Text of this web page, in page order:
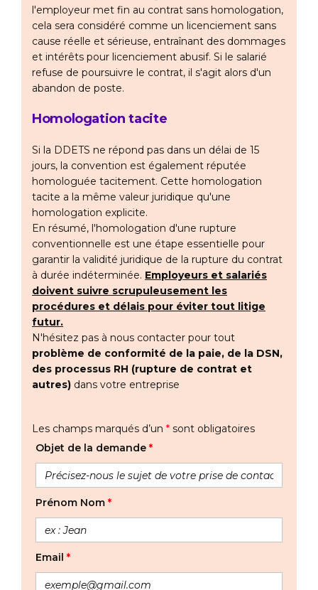
l'employeur met fin au contrat sans homologation,
cela sera considéré comme un licenciement sans
cause réelle et sérieuse, entraînant des dommages
et intérêts pour licenciement abusif. Si le salarié
refuse de poursuivre le contrat, il s'agit alors d'un
abandon de poste.
Homologation tacite
Si la DDETS ne répond pas dans un délai de 15
jours, la convention est également réputée
homologuée tacitement. Cette homologation
tacite a la même valeur juridique qu'une
homologation explicite.
En résumé, l'homologation d'une rupture
conventionnelle est une étape essentielle pour
garantir la validité juridique de la rupture du contrat
à durée indéterminée. Employeurs et salariés
doivent suivre scrupuleusement les
procédures et délais pour éviter tout litige
futur.
N'hésitez pas à nous contacter pour tout
problème de conformité de la paie, de la DSN,
des processus RH (rupture de contrat et
autres) dans votre entreprise
Les champs marqués d’un * sont obligatoires
Objet de la demande *
Prénom Nom *
Email *